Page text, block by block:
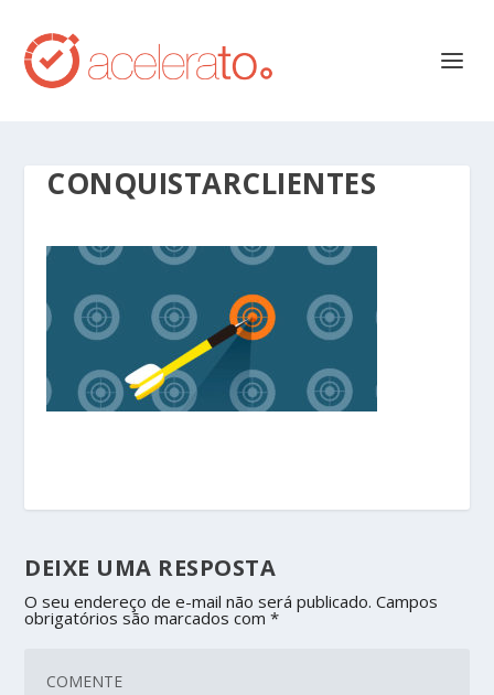
CONQUISTARCLIENTES
DEIXE UMA RESPOSTA
O seu endereço de e-mail não será publicado. Campos
obrigatórios são marcados com*